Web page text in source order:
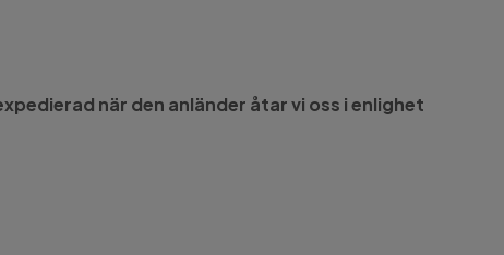
när den anländer åtar vi oss i enlighet